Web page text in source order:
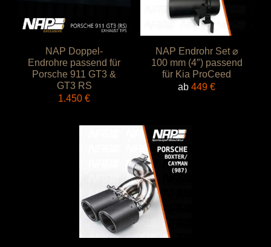
NAP Doppel-
Endrohre passend für
Porsche 911 GT3 &
GT3 RS
1.450€
NAP Endrohr Set ⌀
100 mm (4″) passend
für Kia ProCeed
ab 449 €